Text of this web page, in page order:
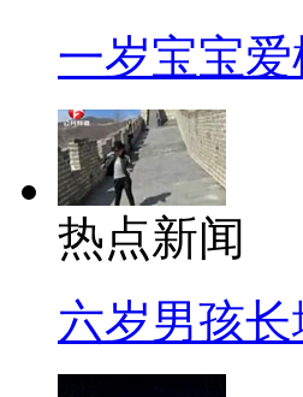
一岁宝宝
热点新闻
六岁男孩